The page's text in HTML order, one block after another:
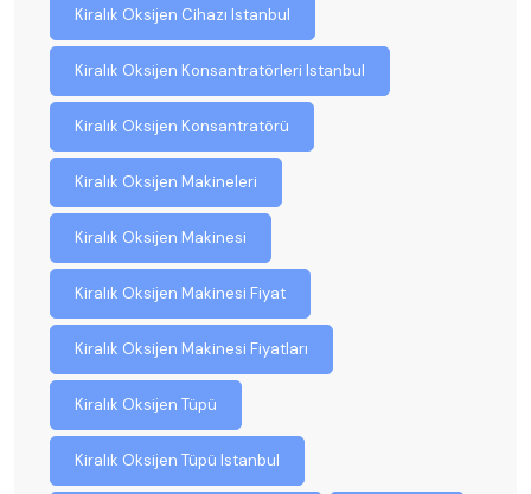
Kiralık Oksijen Cihazı Istanbul
Kiralık Oksijen Konsantratörleri Istanbul
Kiralık Oksijen Konsantratörü
Kiralık Oksijen Makineleri
Kiralık Oksijen Makinesi
Kiralık Oksijen Makinesi Fiyat
Kiralık Oksijen Makinesi Fiyatları
Kiralık Oksijen Tüpü
Kiralık Oksijen Tüpü Istanbul